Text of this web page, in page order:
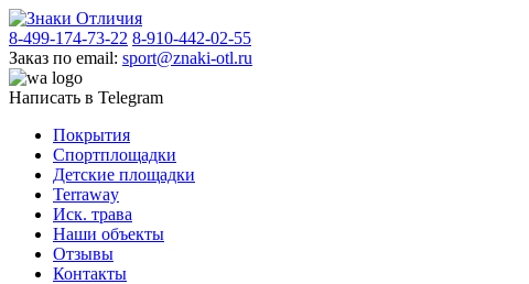
8-499-174-73-22 8-910-442-02-55
Заказ по email: sport@znaki-otl.ru
Написать в Telegram
Покрытия
Спортплощадки
Детские площадки
Terraway
Иск. трава
Наши объекты
Отзывы
Контакты